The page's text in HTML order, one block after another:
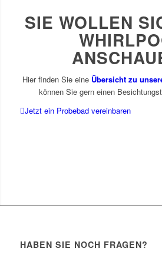
SIE WOLLEN
Hier finden Sie eine Übersicht zu
können Sie gern einen
Jetzt ein Probebad vereinbaren
HABEN SIE NOCH FRAGEN?